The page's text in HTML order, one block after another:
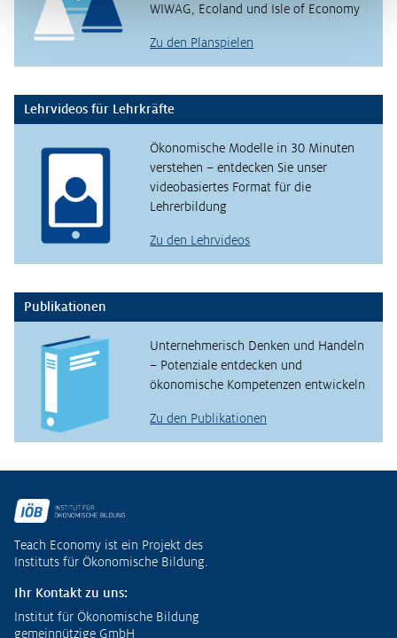
WIWAG, Ecoland und Isle of Economy
Zu den Planspielen
Lehrvideos für Lehrkräfte
Ökonomische Modelle in 30 Minuten
verstehen – entdecken Sie unser
videobasiertes Format für die
Lehrerbildung
Zu den Lehrvideos
Publikationen
Unternehmerisch Denken und Handeln
– Potenziale entdecken und
ökonomische Kompetenzen entwickeln
Zu den Publikationen
Teach Economy ist ein Projekt des
Instituts für Ökonomische Bildung.
Ihr Kontakt zu uns:
Institut für Ökonomische Bildung
gemeinnützige GmbH